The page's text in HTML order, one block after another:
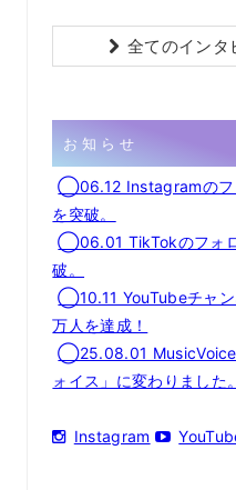
全てのインタ
お知らせ
◯06.12 Instagramのフ
を突破。
◯06.01 TikTokのフォ
破。
◯10.11 YouTubeチャ
万人を達成！
◯25.08.01 MusicVoice
ォイス」に変わりました。
Instagram